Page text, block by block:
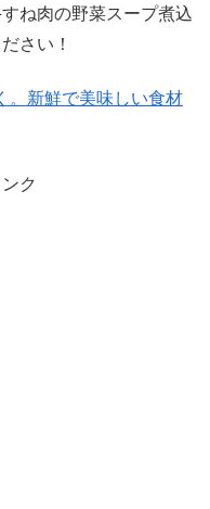
ね肉の野菜スープ煮込
さい！
。新鮮で美味しい食材
ク